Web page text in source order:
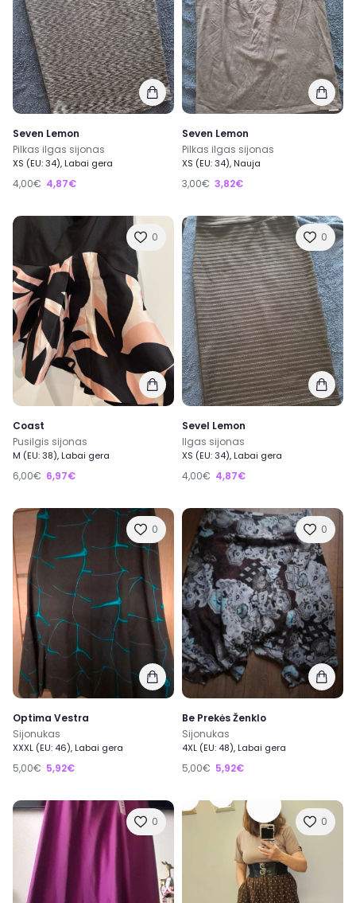
Seven Lemon
Pilkas ilgas sijonas
XS (EU: 34), Labai gera
4,00€ 4,87€
Seven Lemon
Pilkas ilgas sijonas
XS (EU: 34), Nauja
3,00€ 3,82€
0
Coast
Pusilgis sijonas
M (EU: 38), Labai gera
6,00€ 6,97€
0
Sevel Lemon
Ilgas sijonas
XS (EU: 34), Labai gera
4,00€ 4,87€
0
Optima Vestra
Sijonukas
XXXL (EU: 46), Labai gera
5,00€ 5,92€
0
Be Prekės Ženklo
Sijonukas
4XL (EU: 48), Labai gera
5,00€ 5,92€
0 0